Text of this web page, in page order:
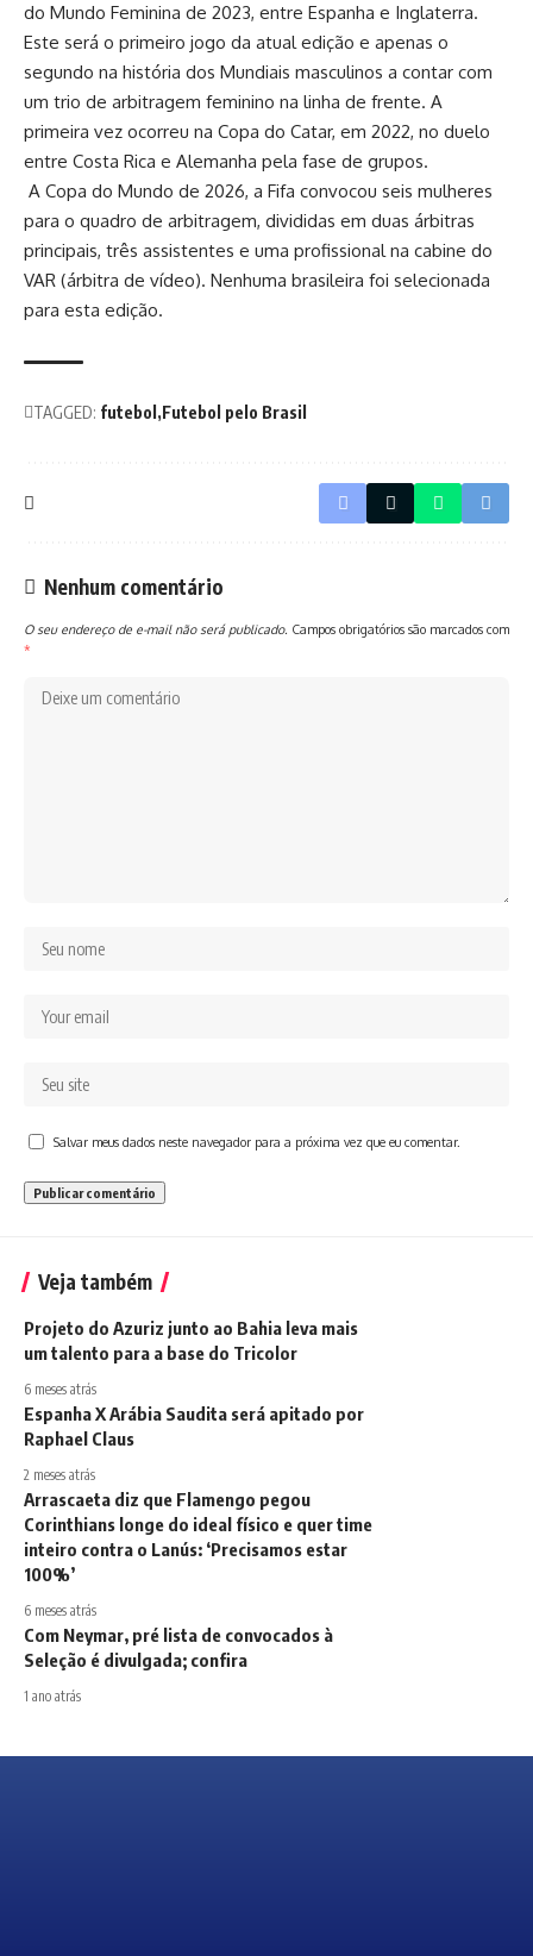
do Mundo Feminina de 2023, entre Espanha e Inglaterra.
Este será o primeiro jogo da atual edição e apenas o
segundo na história dos Mundiais masculinos a contar com
um trio de arbitragem feminino na linha de frente. A
primeira vez ocorreu na Copa do Catar, em 2022, no duelo
entre Costa Rica e Alemanha pela fase de grupos.
A Copa do Mundo de 2026, a Fifa convocou seis mulheres
para o quadro de arbitragem, divididas em duas árbitras
principais, três assistentes e uma profissional na cabine do
VAR (árbitra de vídeo). Nenhuma brasileira foi selecionada
para esta edição.
TAGGED: futebol Futebol pelo Brasil
Nenhum comentário
O seu endereço de e-mail não será publicado. Campos obrigatórios são marcados com
*
Salvar meus dados neste navegador para a próxima vez que eu comentar.
Veja também
Projeto do Azuriz junto ao Bahia leva mais
um talento para a base do Tricolor
6 meses atrás
Espanha X Arábia Saudita será apitado por
Raphael Claus
2 meses atrás
Arrascaeta diz que Flamengo pegou
Corinthians longe do ideal físico e quer time
inteiro contra o Lanús: ‘Precisamos estar
100%’
6 meses atrás
Com Neymar, pré lista de convocados à
Seleção é divulgada; confira
1 ano atrás